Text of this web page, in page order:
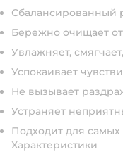
Сбалансированный
Бережно очищает
Увлажняет,
Успокаивает
Не вызывает
Устраняет
Подходит для
Характеристики